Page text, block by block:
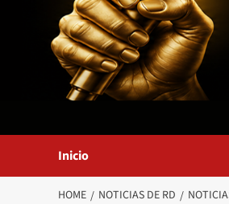
Inicio
HOME NOTICIAS DE RD